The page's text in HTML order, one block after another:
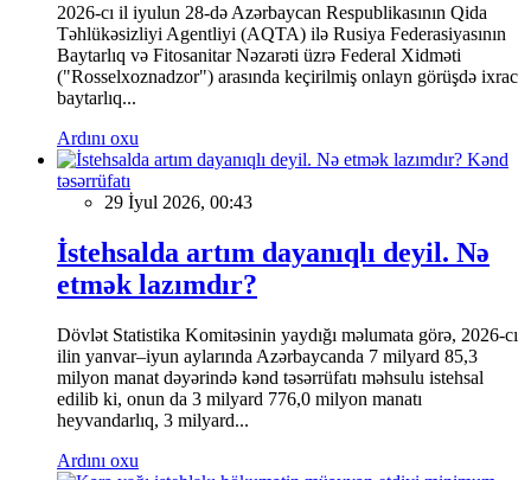
2026-cı il iyulun 28-də Azərbaycan Respublikasının Qida
Təhlükəsizliyi Agentliyi (AQTA) ilə Rusiya Federasiyasının
Baytarlıq və Fitosanitar Nəzarəti üzrə Federal Xidməti
("Rosselxoznadzor") arasında keçirilmiş onlayn görüşdə ixrac
baytarlıq...
Ardını oxu
Kənd
təsərrüfatı
29 İyul 2026, 00:43
İstehsalda artım dayanıqlı deyil. Nə
etmək lazımdır?
Dövlət Statistika Komitəsinin yaydığı məlumata görə, 2026-cı
ilin yanvar–iyun aylarında Azərbaycanda 7 milyard 85,3
milyon manat dəyərində kənd təsərrüfatı məhsulu istehsal
edilib ki, onun da 3 milyard 776,0 milyon manatı
heyvandarlıq, 3 milyard...
Ardını oxu